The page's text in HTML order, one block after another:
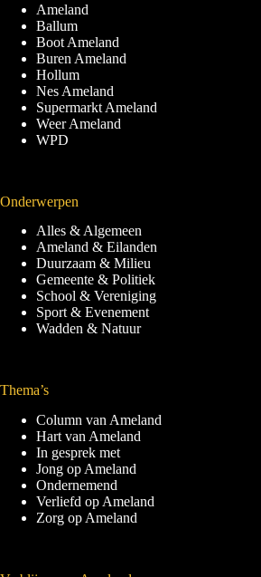
Ameland
Ballum
Boot Ameland
Buren Ameland
Hollum
Nes Ameland
Supermarkt Ameland
Weer Ameland
WPD
Onderwerpen
Alles & Algemeen
Ameland & Eilanden
Duurzaam & Milieu
Gemeente & Politiek
School & Vereniging
Sport & Evenement
Wadden & Natuur
Thema’s
Column van Ameland
Hart van Ameland
In gesprek met
Jong op Ameland
Ondernemend
Verliefd op Ameland
Zorg op Ameland